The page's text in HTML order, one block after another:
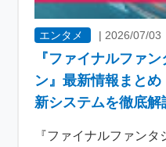
エンタメ | 2026/07/03
『ファイナルファ
ン』最新情報まとめ
新システムを徹底解
『ファイナルファン